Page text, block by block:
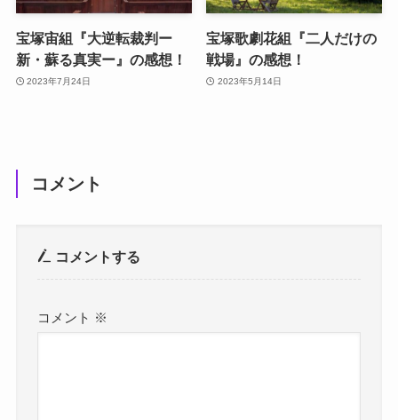
宝塚宙組『大逆転裁判ー
新・蘇る真実ー』の感想！
2023年7月24日
宝塚歌劇花組『二人だけの
戦場』の感想！
2023年5月14日
コメント
コメントする
コメント ※